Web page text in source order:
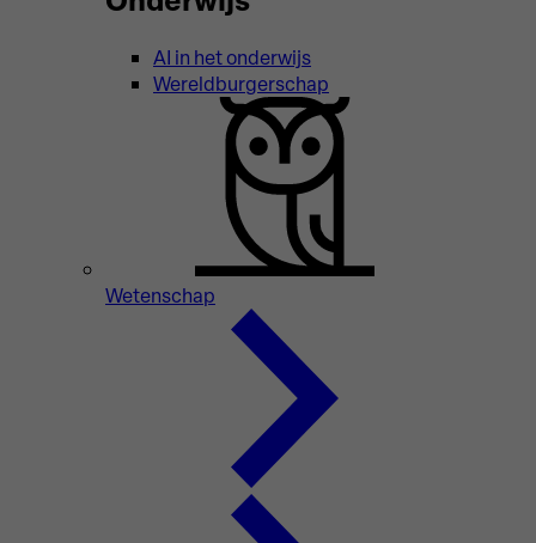
AI in het onderwijs
Wereldburgerschap
Wetenschap